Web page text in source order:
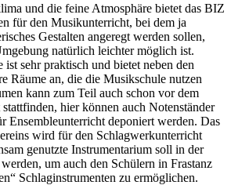
und die feine Atmosphäre bietet das BIZ
für den Musikunterricht, bei dem ja
Gestalten angeregt werden sollen,
natürlich leichter möglich ist.
ist sehr praktisch und bietet neben den
Räume an, die die Musikschule nutzen
kann zum Teil auch schon vor dem
hier können auch Notenständer
Ensembleunterricht deponiert werden. Das
wird für den Schlagwerkunterricht
genutzte Instrumentarium soll in der
um auch den Schülern in Frastanz
Schlaginstrumenten zu ermöglichen.